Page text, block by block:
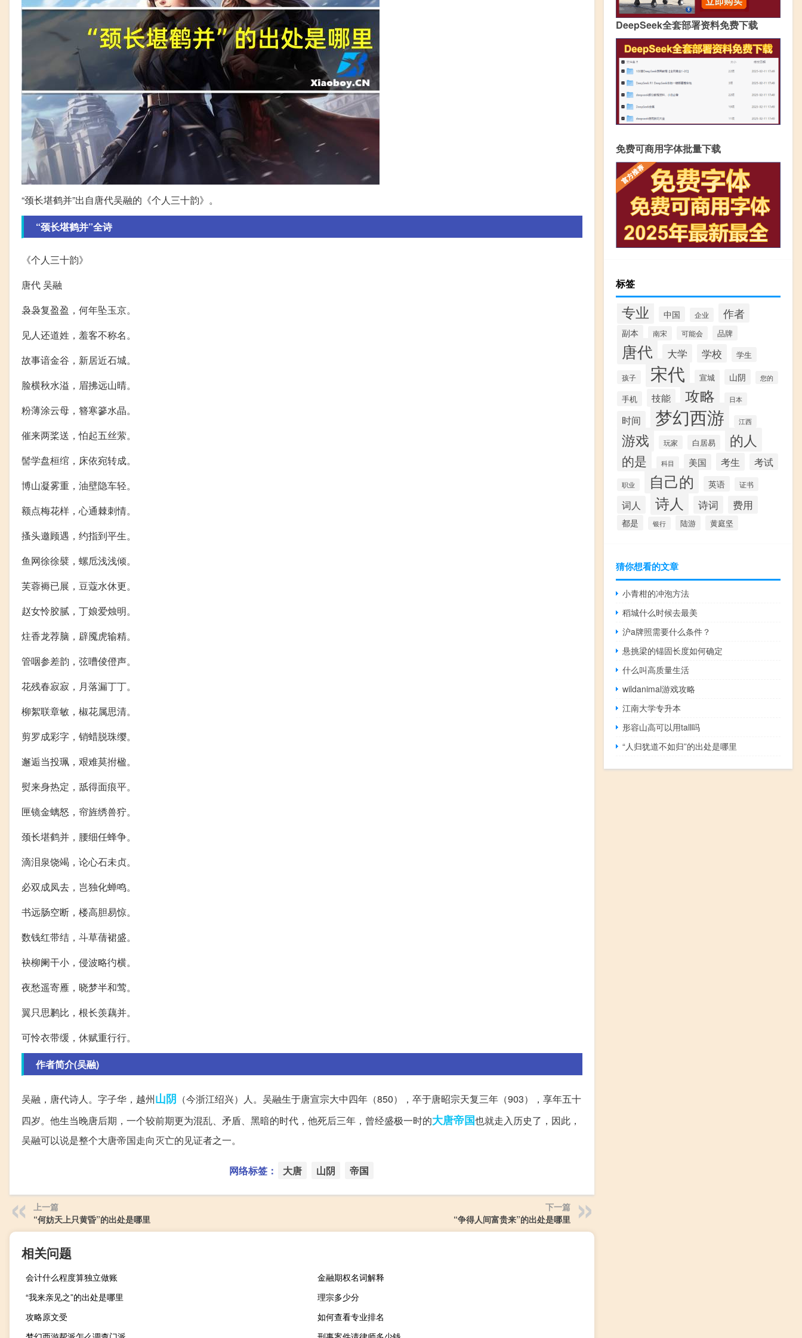
“颈长堪鹤并”出自唐代吴融的《个人三十韵》。
“颈长堪鹤并”全诗
《个人三十韵》
唐代 吴融
袅袅复盈盈，何年坠玉京。
见人还道姓，羞客不称名。
故事谙金谷，新居近石城。
脸横秋水溢，眉拂远山晴。
粉薄涂云母，簪寒篸水晶。
催来两桨送，怕起五丝萦。
髻学盘桓绾，床依宛转成。
博山凝雾重，油壁隐车轻。
额点梅花样，心通棘刺情。
搔头邀顾遇，约指到平生。
鱼网徐徐襞，螺卮浅浅倾。
芙蓉褥已展，豆蔻水休更。
赵女怜胶腻，丁娘爱烛明。
炷香龙荐脑，辟魇虎输精。
管咽参差韵，弦嘈倰僜声。
花残春寂寂，月落漏丁丁。
柳絮联章敏，椒花属思清。
剪罗成彩字，销蜡脱珠缨。
邂逅当投珮，艰难莫拊楹。
熨来身热定，舐得面痕平。
匣镜金螭怒，帘旌绣兽狞。
颈长堪鹤并，腰细任蜂争。
滴泪泉饶竭，论心石未贞。
必双成凤去，岂独化蝉鸣。
书远肠空断，楼高胆易惊。
数钱红带结，斗草蒨裙盛。
袂柳阑干小，侵波略彴横。
夜愁遥寄雁，晓梦半和莺。
翼只思鹣比，根长羡藕并。
可怜衣带缓，休赋重行行。
作者简介(吴融)
吴融，唐代诗人。字子华，越州山阴 （今浙江绍兴）人。吴融生于唐宣宗大中四年（850），卒于唐昭宗天复三年（903），享年五十
四岁。他生当晚唐后期，一个较前期更为混乱、矛盾、黑暗的时代，他死后三年，曾经盛极一时的大唐帝国也就走入历史了，因此，
吴融可以说是整个大唐帝国走向灭亡的见证者之一。
网络标签： 大唐 山阴 帝国
上一篇
“何妨天上只黄昏”的出处是哪里
下一篇
“争得人间富贵来”的出处是哪里
相关问题
会计什么程度算独立做账
金融期权名词解释
“我来亲见之”的出处是哪里
理宗多少分
攻略原文受
如何查看专业排名
DeepSeek全套部署资料免费下载
免费可商用字体批量下载
标签
专业 中国 企业 作者
副本 南宋 可能会 品牌
唐代 大学 学校 学生
孩子 宋代 宣城 山阴 您的
手机 技能 攻略 日本
时间 梦幻西游 江西
游戏 玩家 白居易 的人
的是 科目 美国 考生 考试
职业 自己的 英语 证书
词人 诗人 诗词 费用
都是 银行 陆游 黄庭坚
猜你想看的文章
小青柑的冲泡方法
稻城什么时候去最美
沪a牌照需要什么条件？
悬挑梁的锚固长度如何确定
什么叫高质量生活
wildanimal游戏攻略
江南大学专升本
形容山高可以用tall吗
“人归犹道不如归”的出处是哪里